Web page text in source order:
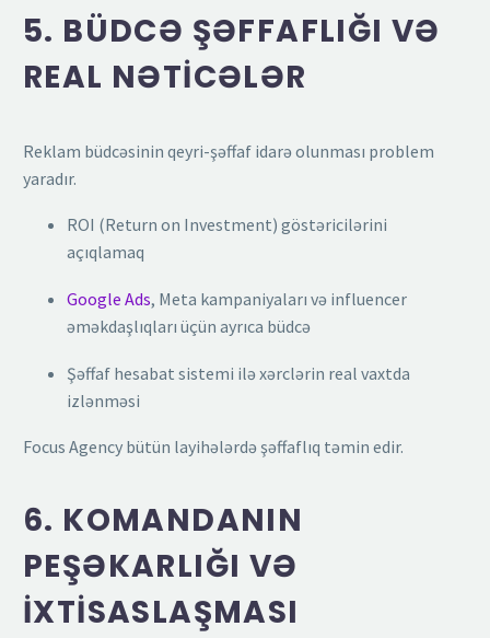
5. BÜDCƏ ŞƏFFAFLIĞI VƏ
REAL NƏTICƏLƏR
Reklam büdcəsinin qeyri-şəffaf idarə olunması problem
yaradır.
ROI (Return on Investment) göstəricilərini
açıqlamaq
Google Ads, Meta kampaniyaları və influencer
əməkdaşlıqları üçün ayrıca büdcə
Şəffaf hesabat sistemi ilə xərclərin real vaxtda
izlənməsi
Focus Agency bütün layihələrdə şəffaflıq təmin edir.
6. KOMANDANIN
PEŞƏKARLIĞI VƏ
İXTISASLAŞMASI